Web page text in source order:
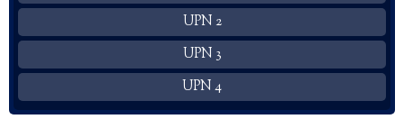
UPN 2
UPN 3
UPN 4